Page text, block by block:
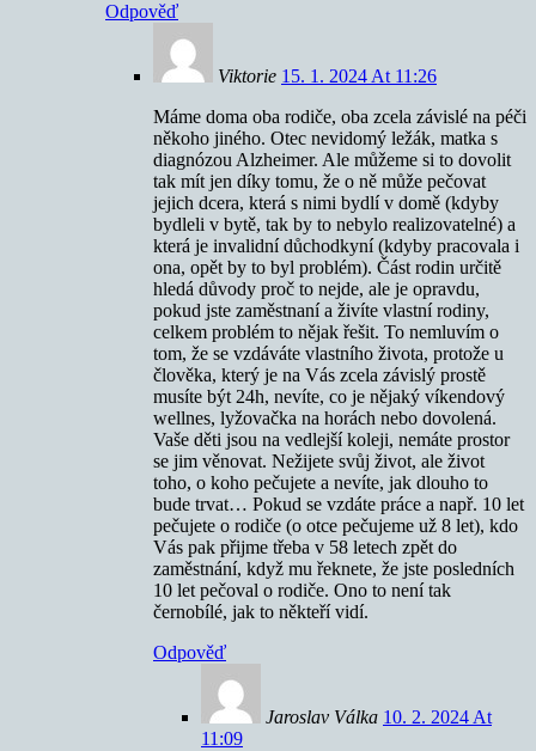
Odpověď
Viktorie 15. 1. 2024 At 11:26
Máme doma oba rodiče, oba zcela závislé na péči
někoho jiného. Otec nevidomý ležák, matka s
diagnózou Alzheimer. Ale můžeme si to dovolit
tak mít jen díky tomu, že o ně může pečovat
jejich dcera, která s nimi bydlí v domě (kdyby
bydleli v bytě, tak by to nebylo realizovatelné) a
která je invalidní důchodkyní (kdyby pracovala i
ona, opět by to byl problém). Část rodin určitě
hledá důvody proč to nejde, ale je opravdu,
pokud jste zaměstnaní a živíte vlastní rodiny,
celkem problém to nějak řešit. To nemluvím o
tom, že se vzdáváte vlastního života, protože u
člověka, který je na Vás zcela závislý prostě
musíte být 24h, nevíte, co je nějaký víkendový
wellnes, lyžovačka na horách nebo dovolená.
Vaše děti jsou na vedlejší koleji, nemáte prostor
se jim věnovat. Nežijete svůj život, ale život
toho, o koho pečujete a nevíte, jak dlouho to
bude trvat… Pokud se vzdáte práce a např. 10 let
pečujete o rodiče (o otce pečujeme už 8 let), kdo
Vás pak přijme třeba v 58 letech zpět do
zaměstnání, když mu řeknete, že jste posledních
10 let pečoval o rodiče. Ono to není tak
černobílé, jak to někteří vidí.
Odpověď
Jaroslav Válka 10. 2. 2024 At
11:09